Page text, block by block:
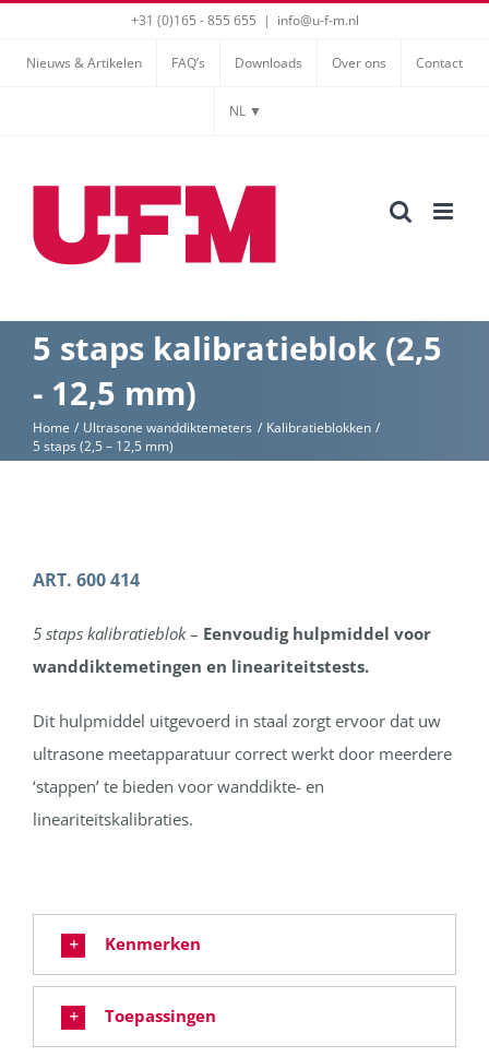
+31 (0)165 - 855 655 | info@u-f-m.nl
Nieuws & Artikelen FAQ’s Downloads Over ons Contact
NL ▼
5 staps kalibratieblok (2,5
- 12,5 mm)
Home Ultrasone wanddiktemeters
Kalibratieblokken
5 staps (2,5 – 12,5 mm)
ART. 600 414
5 staps kalibratieblok– Eenvoudig hulpmiddel voor
wanddiktemetingen en lineariteitstests.
Dit hulpmiddel uitgevoerd in staal zorgt ervoor dat uw
ultrasone meetapparatuur correct werkt door meerdere
‘stappen’ te bieden voor wanddikte- en
lineariteitskalibraties.
Kenmerken
Toepassingen